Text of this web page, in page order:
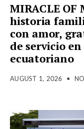
MIRACLE OF
historia
con amor,
de servicio
ecuatoriano
AUGUST 1, 2026 •